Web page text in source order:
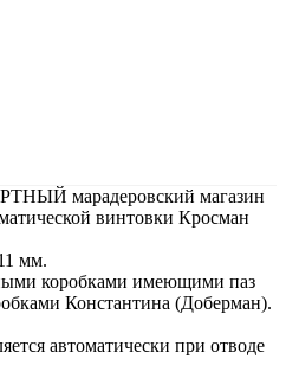
марадеровский магазин
винтовки Кросман
мм.
коробками имеющими паз
Константина (Доберман).
автоматически при отводе